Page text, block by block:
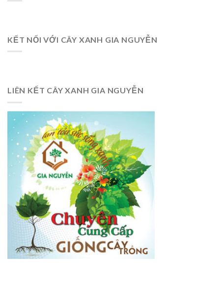
KẾT NỐI VỚI CÂY XANH GIA NGUYỄN
LIÊN KẾT CÂY XANH GIA NGUYỄN